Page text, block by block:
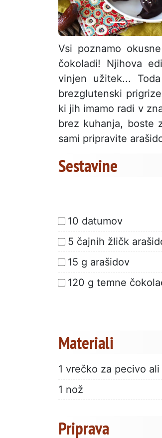
Vsi poznamo
čokoladi! Njihova
vinjen užitek...
brezglutenski
ki jih imamo radi v
brez kuhanja, boste
sami pripravite
Sestavine
10 datumov
5 čajnih žličk
15 g arašidov
120 g temne
Materiali
1 vrečko za pecivo
1 nož
Priprava